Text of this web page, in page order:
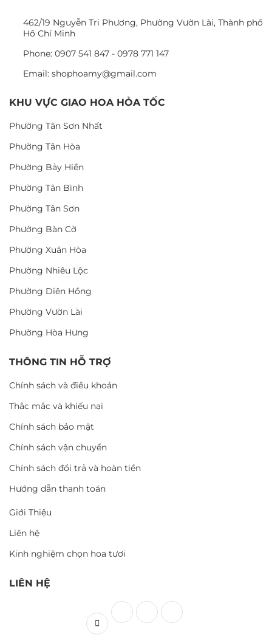
462/19 Nguyễn Tri Phương, Phường Vườn Lài, Thành phố
Hồ Chí Minh
Phone: 0907 541 847 - 0978 771 147
Email: shophoamy@gmail.com
KHU VỰC GIAO HOA HỎA TỐC
Phường Tân Sơn Nhất
Phường Tân Hòa
Phường Bảy Hiền
Phường Tân Bình
Phường Tân Sơn
Phường Bàn Cờ
Phường Xuân Hòa
Phường Nhiêu Lộc
Phường Diên Hồng
Phường Vườn Lài
Phường Hòa Hưng
THÔNG TIN HỖ TRỢ
Chính sách và điều khoản
Thắc mắc và khiếu nại
Chính sách bảo mật
Chính sách vận chuyển
Chính sách đổi trả và hoàn tiền
Hướng dẫn thanh toán
Giới Thiệu
Liên hệ
Kinh nghiệm chọn hoa tươi
LIÊN HỆ